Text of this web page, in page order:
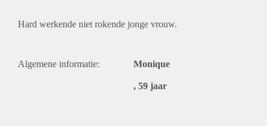
Hard werkende niet rokende jonge vrouw.
Algemene informatie: Monique
, 59 jaar